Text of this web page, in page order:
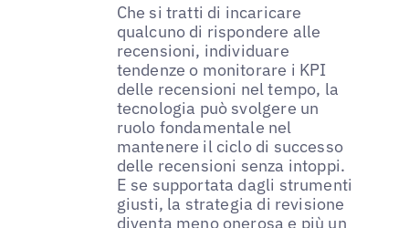
Che si tratti di incaricare
qualcuno di rispondere alle
recensioni, individuare
tendenze o monitorare i KPI
delle recensioni nel tempo, la
tecnologia può svolgere un
ruolo fondamentale nel
mantenere il ciclo di successo
delle recensioni senza intoppi.
E se supportata dagli strumenti
giusti, la strategia di revisione
diventa meno onerosa e più un